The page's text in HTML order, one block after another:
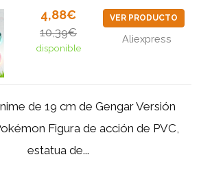
4,88€
10,39€
disponible
VER PRODUCTO
Aliexpress
de 19 cm de Gengar Versión
Figura de acción de PVC,
estatua de...